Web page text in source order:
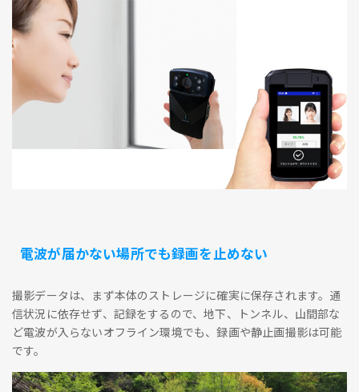
電波が届かない場所でも録画を止めない
撮影データは、まず本体のストレージに確実に保存されます。通
信状況に依存せず、記録をするので、地下、トンネル、山間部な
ど電波が入らないオフライン環境でも、録画や静止画撮影は可能
です。